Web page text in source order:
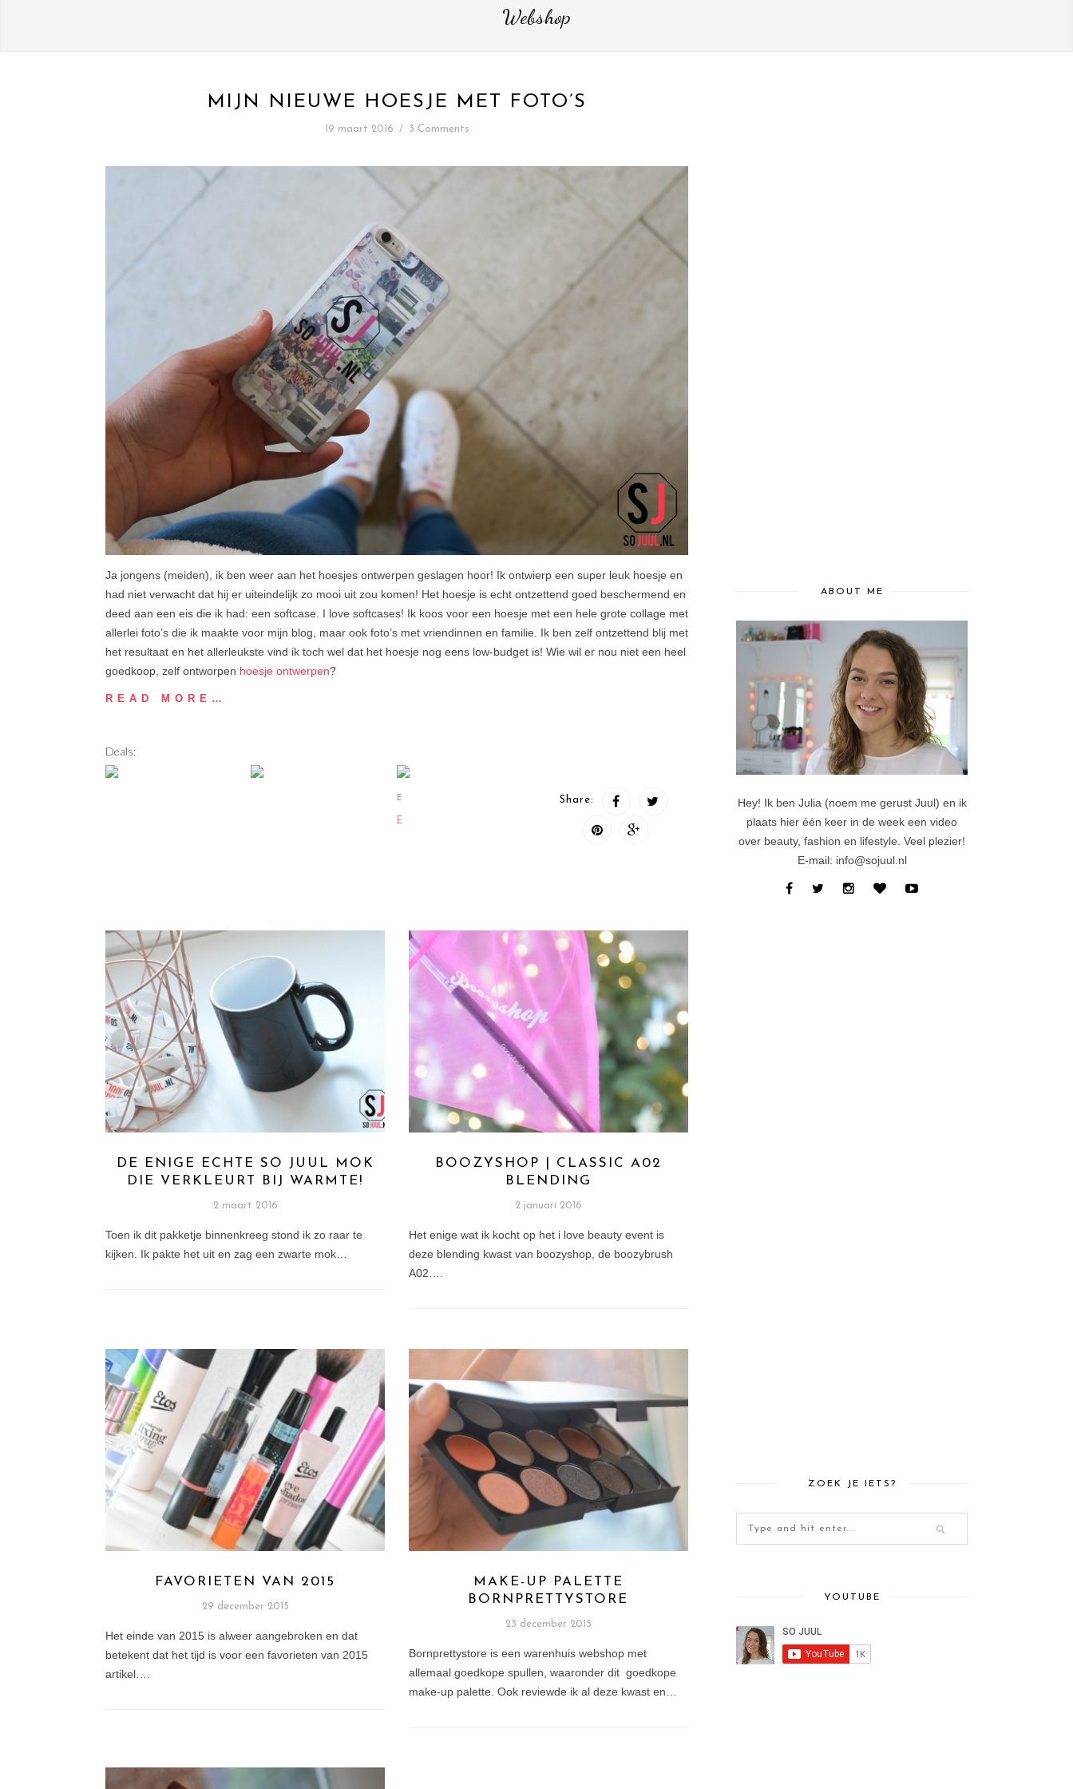
Webshop
MIJN NIEUWE HOESJE MET FOTO’S
19 maart 2016 / 3 Comments
Ja jongens (meiden), ik ben weer aan het hoesjes ontwerpen geslagen hoor! Ik ontwierp een super leuk hoesje en
had niet verwacht dat hij er uiteindelijk zo mooi uit zou komen! Het hoesje is echt ontzettend goed beschermend en
deed aan een eis die ik had: een softcase. I love softcases! Ik koos voor een hoesje met een hele grote collage met
allerlei foto’s die ik maakte voor mijn blog, maar ook foto’s met vriendinnen en familie. Ik ben zelf ontzettend blij met
het resultaat en het allerleukste vind ik toch wel dat het hoesje nog eens low-budget is! Wie wil er nou niet een heel
goedkoop, zelf ontworpen hoesje ontwerpen?
READ MORE…
Deals:
E
E
Share:
DE ENIGE ECHTE SO JUUL MOK
DIE VERKLEURT BIJ WARMTE!
2 maart 2016
Toen ik dit pakketje binnenkreeg stond ik zo raar te
kijken. Ik pakte het uit en zag een zwarte mok…
BOOZYSHOP | CLASSIC A02
BLENDING
2 januari 2016
Het enige wat ik kocht op het i love beauty event is
deze blending kwast van boozyshop, de boozybrush
A02….
FAVORIETEN VAN 2015
29 december 2015
Het einde van 2015 is alweer aangebroken en dat
betekent dat het tijd is voor een favorieten van 2015
artikel….
MAKE-UP PALETTE
BORNPRETTYSTORE
23 december 2015
Bornprettystore is een warenhuis webshop met
allemaal goedkope spullen, waaronder dit goedkope
make-up palette. Ook reviewde ik al deze kwast en…
ABOUT ME
Hey! Ik ben Julia (noem me gerust Juul) en ik
plaats hier één keer in de week een video
over beauty, fashion en lifestyle. Veel plezier!
E-mail: info@sojuul.nl
ZOEK JE IETS?
YOUTUBE